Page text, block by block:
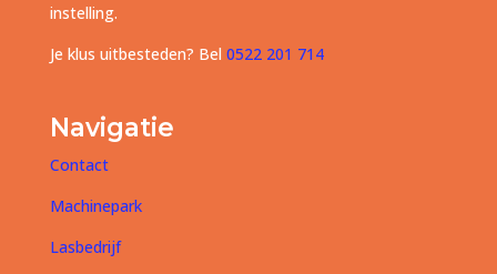
instelling.
Je klus uitbesteden? Bel 0522 201 714
Navigatie
Contact
Machinepark
Lasbedrijf